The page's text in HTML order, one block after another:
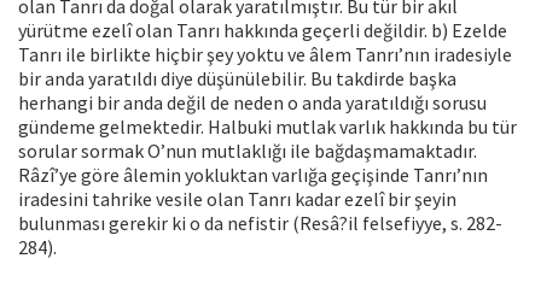
olan Tanrı da doğal olarak yaratılmıştır. Bu tür bir akıl
yürütme ezelî olan Tanrı hakkında geçerli değildir. b) Ezelde
Tanrı ile birlikte hiçbir şey yoktu ve âlem Tanrı’nın iradesiyle
bir anda yaratıldı diye düşünülebilir. Bu takdirde başka
herhangi bir anda değil de neden o anda yaratıldığı sorusu
gündeme gelmektedir. Halbuki mutlak varlık hakkında bu tür
sorular sormak O’nun mutlaklığı ile bağdaşmamaktadır.
Râzî’ye göre âlemin yokluktan varlığa geçişinde Tanrı’nın
iradesini tahrike vesile olan Tanrı kadar ezelî bir şeyin
bulunması gerekir ki o da nefistir (Resâ?il felsefiyye, s. 282-
284).